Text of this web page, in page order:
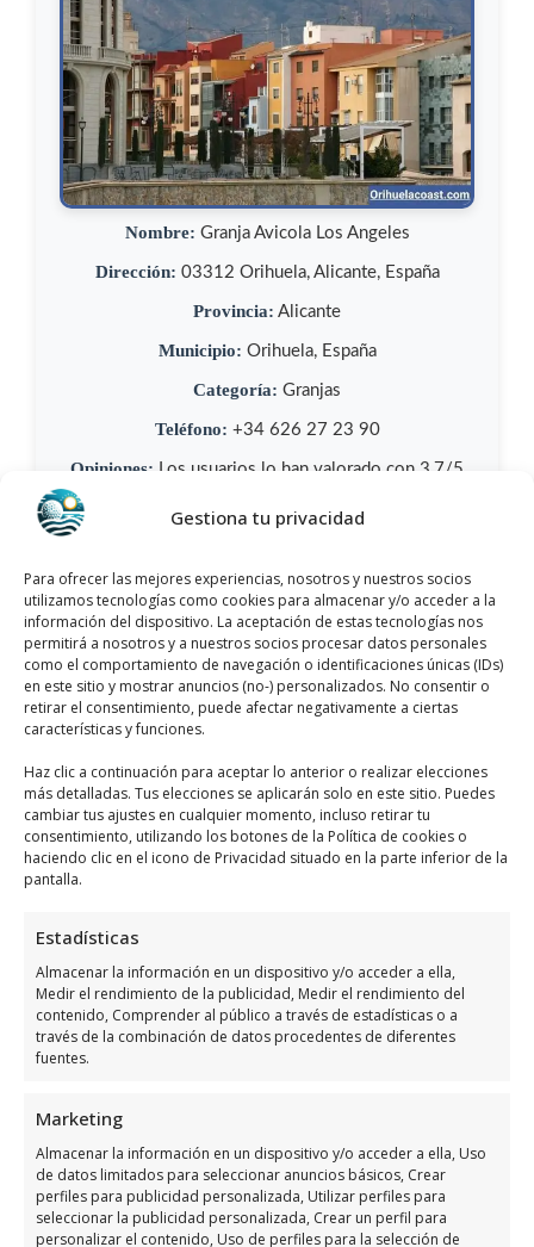
Gestiona tu privacidad
Para ofrecer las mejores experiencias, nosotros y nuestros socios
utilizamos tecnologías como cookies para almacenar y/o acceder a la
información del dispositivo. La aceptación de estas tecnologías nos
permitirá a nosotros y a nuestros socios procesar datos personales
como el comportamiento de navegación o identificaciones únicas (IDs)
en este sitio y mostrar anuncios (no-) personalizados. No consentir o
retirar el consentimiento, puede afectar negativamente a ciertas
características y funciones.
Haz clic a continuación para aceptar lo anterior o realizar elecciones
más detalladas. Tus elecciones se aplicarán solo en este sitio. Puedes
cambiar tus ajustes en cualquier momento, incluso retirar tu
consentimiento, utilizando los botones de la Política de cookies o
haciendo clic en el icono de Privacidad situado en la parte inferior de la
pantalla.
Estadísticas
Almacenar la información en un dispositivo y/o acceder a ella,
Medir el rendimiento de la publicidad, Medir el rendimiento del
contenido, Comprender al público a través de estadísticas o a
través de la combinación de datos procedentes de diferentes
fuentes.
Marketing
Almacenar la información en un dispositivo y/o acceder a ella, Uso
de datos limitados para seleccionar anuncios básicos, Crear
perfiles para publicidad personalizada, Utilizar perfiles para
seleccionar la publicidad personalizada, Crear un perfil para
personalizar el contenido, Uso de perfiles para la selección de
Nombre: Granja Avicola Los Angeles
Dirección: 03312 Orihuela, Alicante, España
Provincia: Alicante
Municipio: Orihuela, España
Categoría: Granjas
Teléfono: +34 626 27 23 90
Opiniones: Los usuarios lo han valorado con 3,7/5
Como llegar a Granja Avicola Los
Angeles
Granja Avicola Los Angelesse encuentra
ubicado en 03312 Orihuela, Alicante, España,
utiliza el siguientemapa para llegar
fácilmente:
Haz clic para aceptar márketing cookies y
habilitar este contenido
Horario de atención de Granja
Avicola Los Angeles